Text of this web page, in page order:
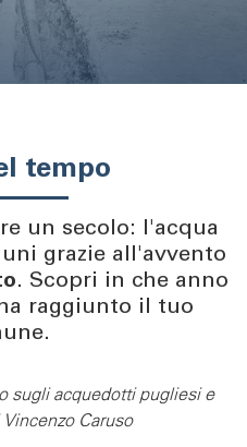
tempo
un secolo: l'acqua
grazie all'avvento
. Scopri in che anno
raggiunto il tuo
sugli acquedotti pugliesi e
Caruso